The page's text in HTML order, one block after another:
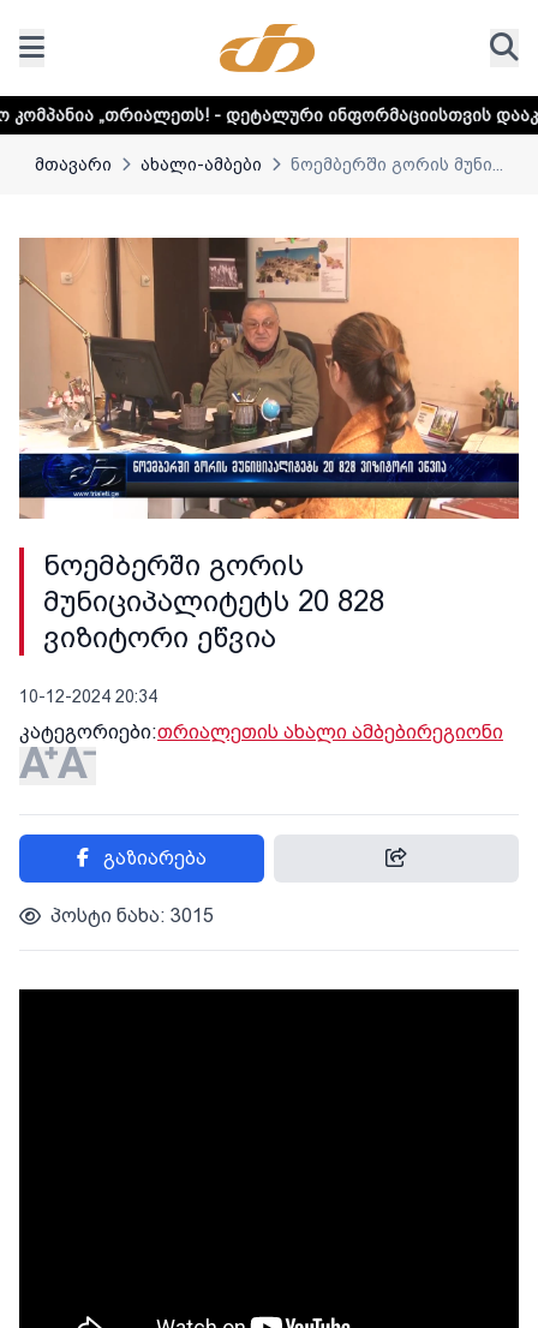
- დეტალური ინფორმაციისთვის დააკლიკეთ ლინკს
მთავარი ახალი-ამბები ნოემბერში გორის მუნი...
ნოემბერში გორის
მუნიციპალიტეტს 20 828
ვიზიტორი ეწვია
10-12-2024 20:34
კატეგორიები:თრიალეთის ახალი ამბებირეგიონი
გაზიარება
პოსტი ნახა: 3015